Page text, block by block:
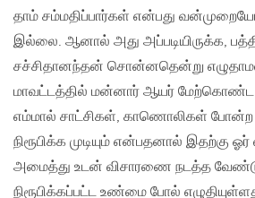
தாம் சம்மதிப்பார்கள் என்பது
இல்லை. ஆனால் அது அப்படியிருக்க,
சச்சிதானந்தன் சொன்னதென்று
மாவட்டத்தில் மன்னார் ஆயர்
எம்மால் சாட்சிகள், காணொலிகள் போன்ற
நிரூபிக்க முடியும் என்பதனால் இதற்கு
அமைத்து உடன் விசாரணை நடத்த
நிரூபிக்கப்பட்ட உண்மை போல்